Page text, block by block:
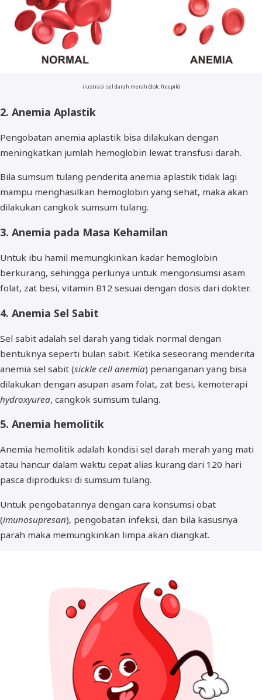
ilustrasi sel darah merah (dok. freepik)
2. Anemia Aplastik
Pengobatan anemia aplastik bisa dilakukan dengan
meningkatkan jumlah hemoglobin lewat transfusi darah.
Bila sumsum tulang penderita anemia aplastik tidak lagi
mampu menghasilkan hemoglobin yang sehat, maka akan
dilakukan cangkok sumsum tulang.
3. Anemia pada Masa Kehamilan
Untuk ibu hamil memungkinkan kadar hemoglobin
berkurang, sehingga perlunya untuk mengonsumsi asam
folat, zat besi, vitamin B12 sesuai dengan dosis dari dokter.
4. Anemia Sel Sabit
Sel sabit adalah sel darah yang tidak normal dengan
bentuknya seperti bulan sabit. Ketika seseorang menderita
anemia sel sabit (sickle cell anemia) penanganan yang bisa
dilakukan dengan asupan asam folat, zat besi, kemoterapi
hydroxyurea, cangkok sumsum tulang.
5. Anemia hemolitik
Anemia hemolitik adalah kondisi sel darah merah yang mati
atau hancur dalam waktu cepat alias kurang dari 120 hari
pasca diproduksi di sumsum tulang.
Untuk pengobatannya dengan cara konsumsi obat
(imunosupresan), pengobatan infeksi, dan bila kasusnya
parah maka memungkinkan limpa akan diangkat.